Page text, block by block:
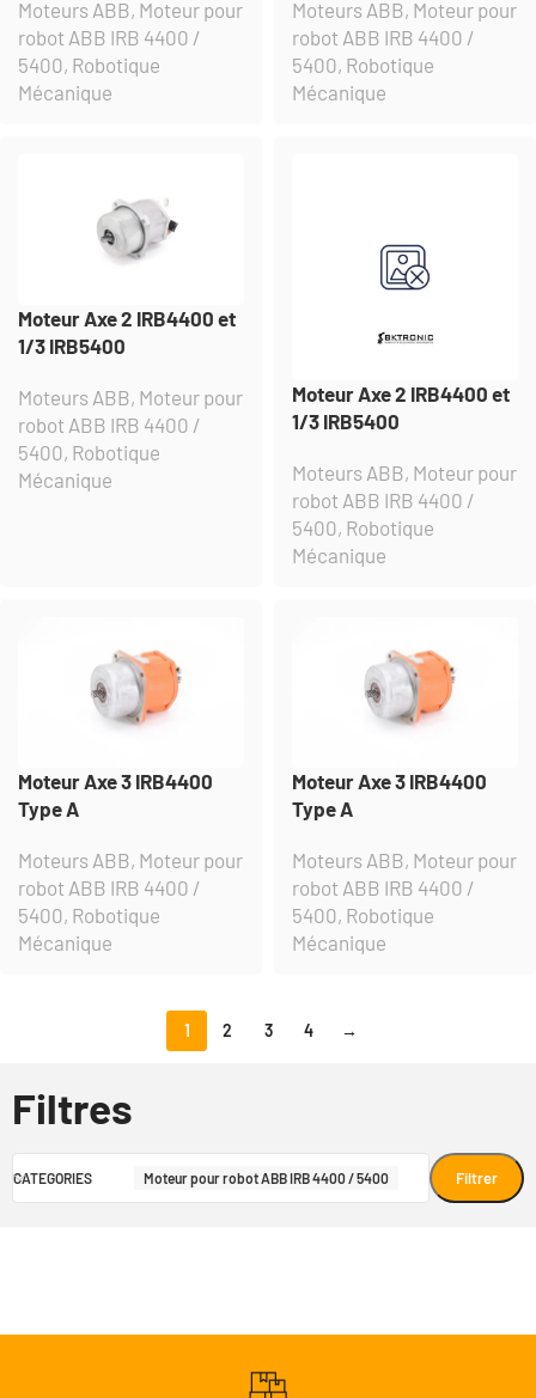
Moteurs ABB, Moteur pour
robot ABB IRB 4400 /
5400, Robotique
Mécanique
Moteurs ABB, Moteur pour
robot ABB IRB 4400 /
5400, Robotique
Mécanique
Moteur Axe 2 IRB4400 et
1/3 IRB5400
Moteurs ABB, Moteur pour
robot ABB IRB 4400 /
5400, Robotique
Mécanique
Moteur Axe 2 IRB4400 et
1/3 IRB5400
Moteurs ABB, Moteur pour
robot ABB IRB 4400 /
5400, Robotique
Mécanique
Moteur Axe 3 IRB4400
Type A
Moteurs ABB, Moteur pour
robot ABB IRB 4400 /
5400, Robotique
Mécanique
Moteur Axe 3 IRB4400
Type A
Moteurs ABB, Moteur pour
robot ABB IRB 4400 /
5400, Robotique
Mécanique
1 2 3 4 →
Filtres
CATEGORIES Moteur pour robot ABB IRB 4400 / 5400 Filtrer